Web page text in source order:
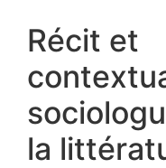
Récit et
la